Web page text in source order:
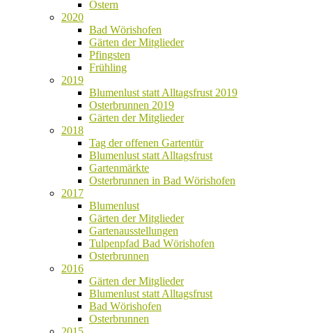
Ostern
2020
Bad Wörishofen
Gärten der Mitglieder
Pfingsten
Frühling
2019
Blumenlust statt Alltagsfrust 2019
Osterbrunnen 2019
Gärten der Mitglieder
2018
Tag der offenen Gartentür
Blumenlust statt Alltagsfrust
Gartenmärkte
Osterbrunnen in Bad Wörishofen
2017
Blumenlust
Gärten der Mitglieder
Gartenausstellungen
Tulpenpfad Bad Wörishofen
Osterbrunnen
2016
Gärten der Mitglieder
Blumenlust statt Alltagsfrust
Bad Wörishofen
Osterbrunnen